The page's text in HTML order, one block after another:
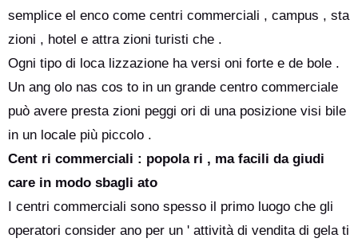
semplice el enco come centri commerciali , campus , sta
zioni , hotel e attra zioni turisti che .
Ogni tipo di loca lizzazione ha versi oni forte e de bole .
Un ang olo nas cos to in un grande centro commerciale
può avere presta zioni peggi ori di una posizione visi bile
in un locale più piccolo .
Cent ri commerciali : popola ri , ma facili da giudi
care in modo sbagli ato
I centri commerciali sono spesso il primo luogo che gli
operatori consider ano per un ' attività di vendita di gela ti